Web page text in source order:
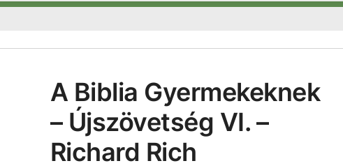
A Biblia Gyermekeknek
– Újszövetség VI. –
Richard Rich